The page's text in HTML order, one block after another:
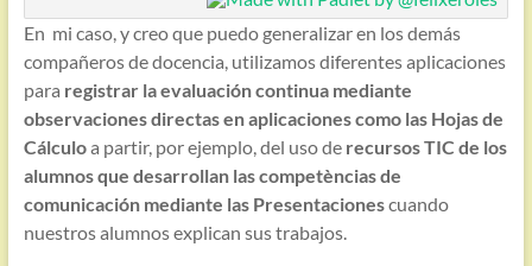
En mi caso, y creo que puedo generalizar en los demás
compañeros de docencia, utilizamos diferentes aplicaciones
para registrar la evaluación continua mediante
observaciones directas en aplicaciones como las Hojas de
Cálculoa partir, por ejemplo, del uso de recursos TIC de los
alumnos que desarrollan las competèncias de
comunicación mediante las Presentacionescuando
nuestros alumnos explican sus trabajos.